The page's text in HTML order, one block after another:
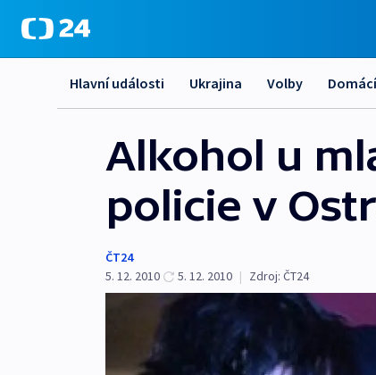
Hlavní události Ukrajina Volby Domácí
Alkohol u
policie v
ČT24
5. 12. 2010
5. 12. 2010 | Zdroj: ČT24